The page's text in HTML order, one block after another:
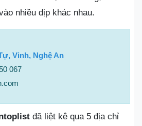
nhiều dịp khác nhau.
Vinh, Nghệ An
067
đã liệt kê qua 5 địa chỉ